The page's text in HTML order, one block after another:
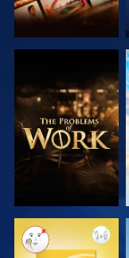
ESPLORA LE
SERIE